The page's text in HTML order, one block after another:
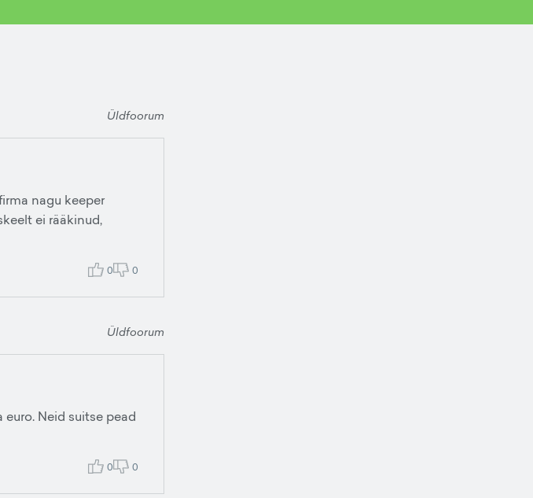
Üldfoorum
nagu keeper
ei rääkinud,
0 0
Üldfoorum
Neid suitse pead
0 0